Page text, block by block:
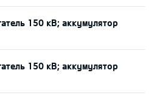
150 кВ; aккумулятор
150 кВ; aккумулятор